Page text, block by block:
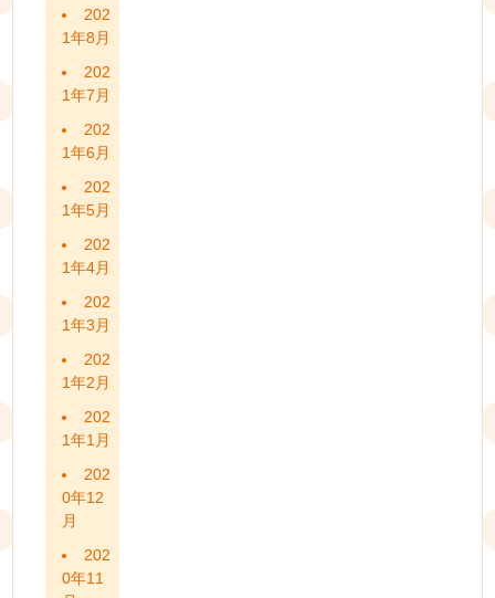
202
1年8月
202
1年7月
202
1年6月
202
1年5月
202
1年4月
202
1年3月
202
1年2月
202
1年1月
202
0年12
月
202
0年11